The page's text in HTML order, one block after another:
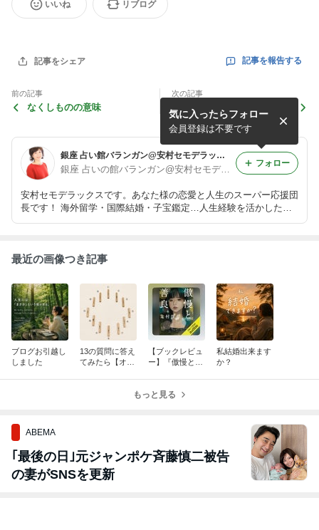
いいね リブログ
記事をシェア 記事を報告する
前の記事
なくしものの意味
次の記事
風の時代の恋愛観
銀座 占い館バランガン@安村セモデラックス
銀座 占いの館バランガン@安村セモデラックス
安村セモデラックスです。あなた様の恋愛と人生のスーパー応援団
長です！ 海外留学・国際結婚・子宝鑑定…人生経験を活かした鑑
気に入ったらフォロー
会員登録は不要です
フォロー
最近の画像つき記事
ブログお引越し
しました
13の質問に答え
てみたら【オガ
【ブックレビュ
ー】『傲慢と善
私結婚出来ます
か？
もっと見る
ABEMA
｢最後の日｣元ジャンポケ斉藤慎二被告
の妻がSNSを更新